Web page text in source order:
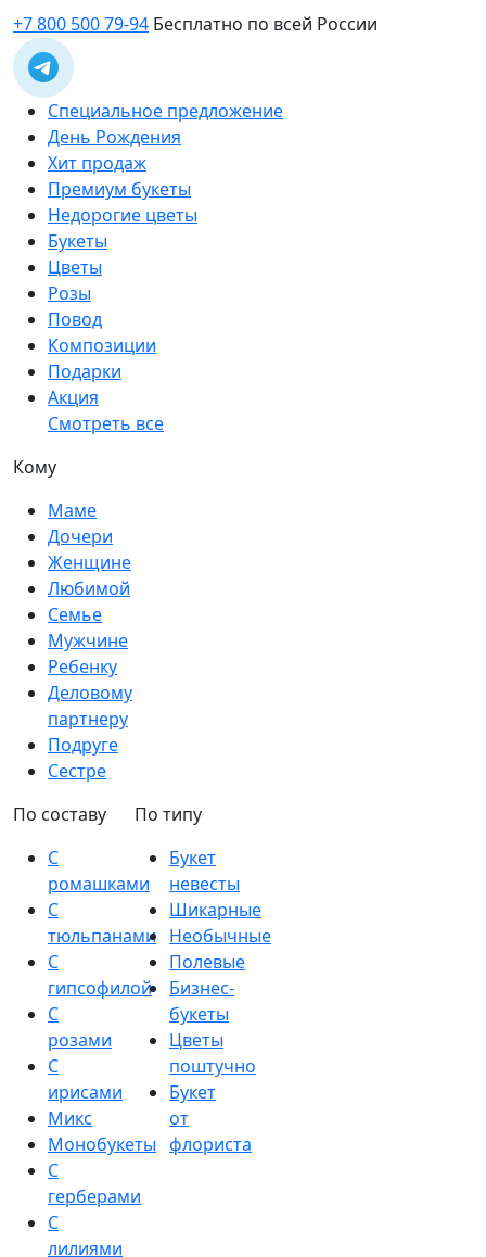
+7 800 500 79-94 Бесплатно по всей России
Специальное предложение
День Рождения
Хит продаж
Премиум букеты
Недорогие цветы
Букеты
Цветы
Розы
Повод
Композиции
Подарки
Акция
Смотреть все
Кому
Маме
Дочери
Женщине
Любимой
Семье
Мужчине
Ребенку
Деловому
партнеру
Подруге
Сестре
По составу
С
ромашками
С
тюльпанами
С
гипсофилой
С
розами
С
ирисами
Микс
Монобукеты
С
герберами
С
лилиями
По типу
Букет
невесты
Шикарные
Необычные
Полевые
Бизнес-
букеты
Цветы
поштучно
Букет
от
флориста